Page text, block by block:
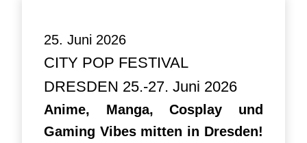
25. Juni 2026
CITY POP FESTIVAL
DRESDEN 25.-27. Juni 2026
Anime, Manga, Cosplay und
Gaming Vibes mitten in Dresden!